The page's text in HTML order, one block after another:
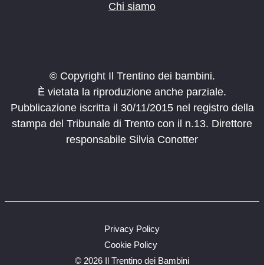
Chi siamo
© Copyright Il Trentino dei bambini.
È vietata la riproduzione anche parziale.
Pubblicazione iscritta il 30/11/2015 nel registro della
stampa del Tribunale di Trento con il n.13. Direttore
responsabile Silvia Conotter
© 2026 Il Trentino dei Bambini
Privacy Policy
Cookie Policy